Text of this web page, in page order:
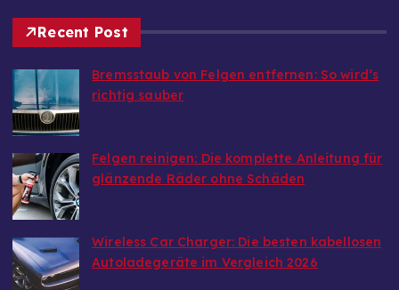
Recent Post
Bremsstaub von Felgen entfernen: So wird’s
richtig sauber
Felgen reinigen: Die komplette Anleitung für
glänzende Räder ohne Schäden
Wireless Car Charger: Die besten kabellosen
Autoladegeräte im Vergleich 2026